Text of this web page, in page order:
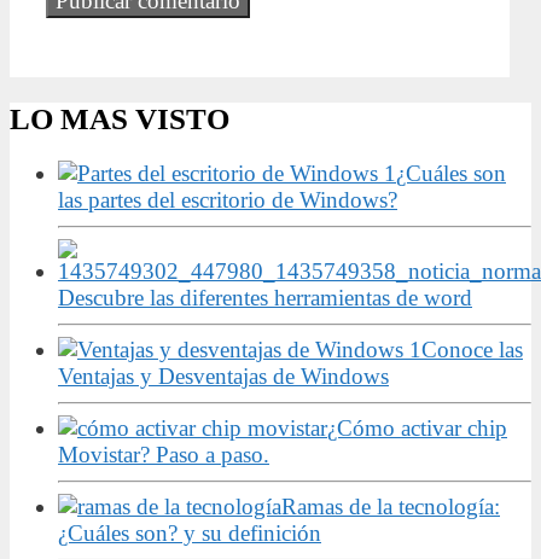
LO MAS VISTO
¿Cuáles son
las partes del escritorio de Windows?
Descubre las diferentes herramientas de word
Conoce las
Ventajas y Desventajas de Windows
¿Cómo activar chip
Movistar? Paso a paso.
Ramas de la tecnología:
¿Cuáles son? y su definición